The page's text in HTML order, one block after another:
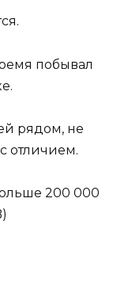
побывал
рядом, не
отличием.
200 000